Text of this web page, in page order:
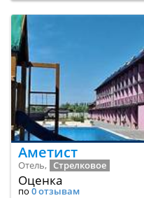
Аметист
Отель, Стрелковое
Оценка
по 0 отзывам